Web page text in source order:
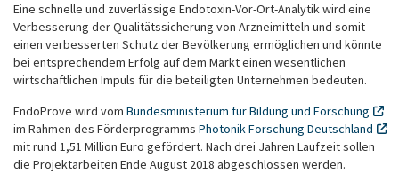
Eine schnelle und zuverlässige Endotoxin-Vor-Ort-Analytik wird eine
Verbesserung der Qualitätssicherung von Arzneimitteln und somit
einen verbesserten Schutz der Bevölkerung ermöglichen und könnte
bei entsprechendem Erfolg auf dem Markt einen wesentlichen
wirtschaftlichen Impuls für die beteiligten Unternehmen bedeuten.
EndoProve wird vom Bundesministerium für Bildung und Forschung
im Rahmen des Förderprogramms Photonik Forschung Deutschland
mit rund 1,51 Million Euro gefördert. Nach drei Jahren Laufzeit sollen
die Projektarbeiten Ende August 2018 abgeschlossen werden.